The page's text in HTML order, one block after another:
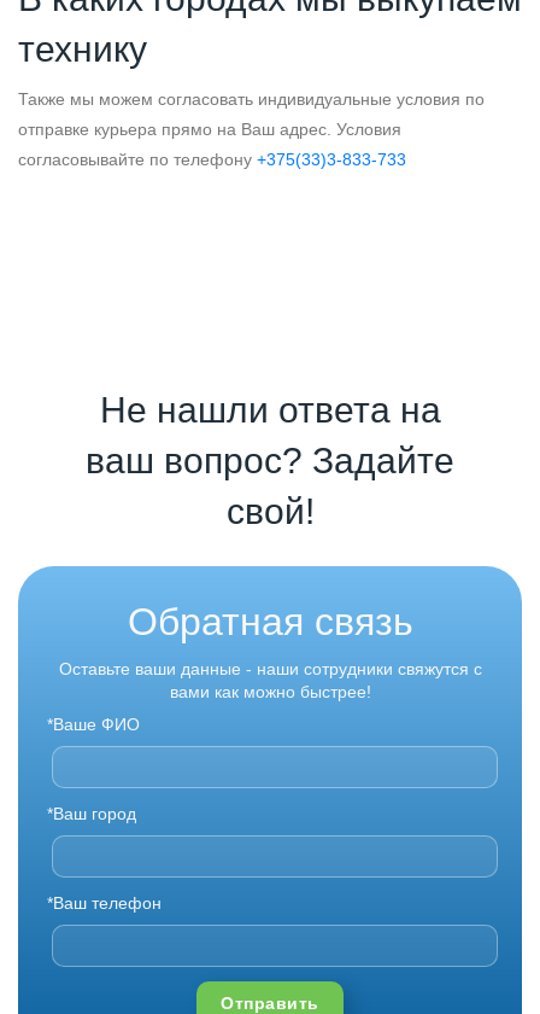
технику
Также мы можем согласовать индивидуальные условия по
отправке курьера прямо на Ваш адрес. Условия
согласовывайте по телефону +375(33)3-833-733
Не нашли ответа на
ваш вопрос? Задайте
свой!
Обратная связь
Оставьте ваши данные - наши сотрудники свяжутся с
вами как можно быстрее!
*Ваше ФИО
*Ваш город
*Ваш телефон
Отправить